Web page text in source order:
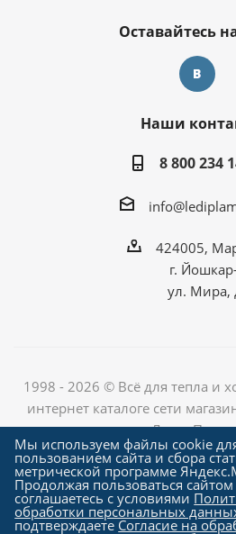
Оставайтесь
Наши
8 800 234
424005,
г.
ул. Мира,
1998 - 2026 © Всё для тепла и
интернет каталоге сети
«Лед и
Создание сайта
Мы используем файлы cookie
пользованием сайта и сбора
метрической программе
Продолжая пользоваться
соглашаетесь с условиями
обработки персональных
подтверждаете Согласие на